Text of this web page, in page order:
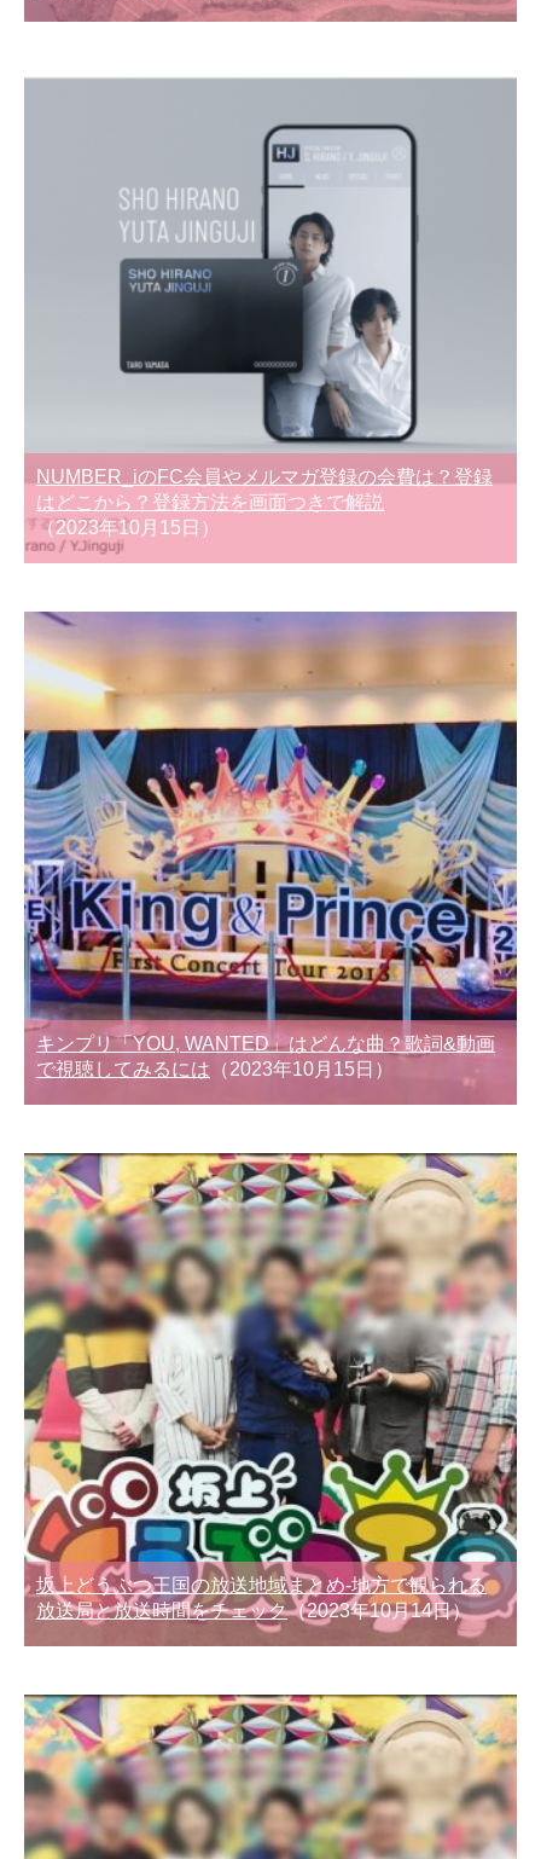
NUMBER_iのFC会員やメルマガ登録の会費は？登録
はどこから？登録方法を画面つきで解説
（2023年10月15日）
キンプリ「YOU, WANTED」はどんな曲？歌詞&動画
で視聴してみるには （2023年10月15日）
坂上どうぶつ王国の放送地域まとめ-地方で観られる
放送局と放送時間をチェック（2023年10月14日）